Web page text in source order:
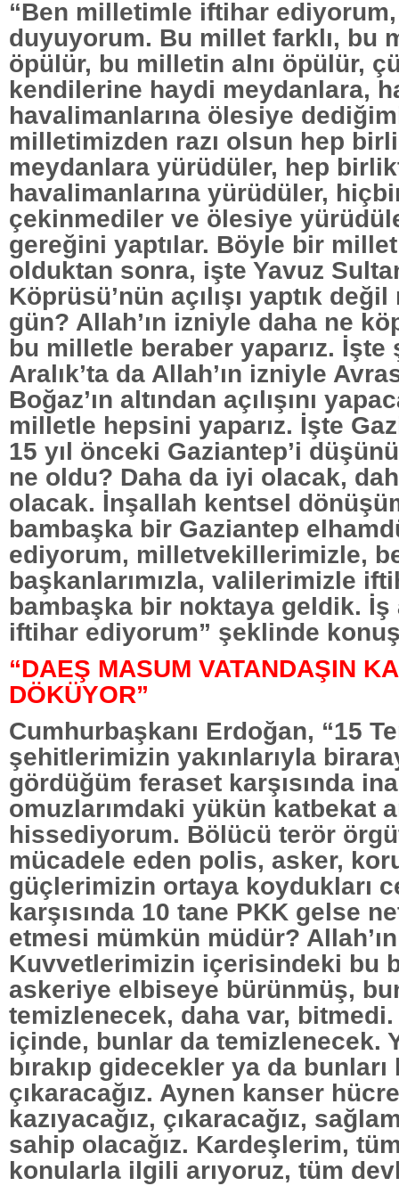
“Ben milletimle iftihar
duyuyorum. Bu millet farklı, bu
öpülür, bu milletin alnı öpülür,
kendilerine haydi meydanlara,
havalimanlarına ölesiye
milletimizden razı olsun hep
meydanlara yürüdüler, hep
havalimanlarına yürüdüler,
çekinmediler ve ölesiye
gereğini yaptılar. Böyle bir millet
olduktan sonra, işte Yavuz
Köprüsü’nün açılışı yaptık
gün? Allah’ın izniyle daha ne
bu milletle beraber yaparız. İşte
Aralık’ta da Allah’ın izniyle
Boğaz’ın altından açılışını
milletle hepsini yaparız. İşte
15 yıl önceki Gaziantep’i
ne oldu? Daha da iyi olacak,
olacak. İnşallah kentsel
bambaşka bir Gaziantep
ediyorum, milletvekillerimizle,
başkanlarımızla, valilerimizle
bambaşka bir noktaya geldik. İş
iftihar ediyorum” şeklinde
“DAEŞ MASUM VATANDAŞIN
DÖKÜYOR”
Cumhurbaşkanı Erdoğan, “15
şehitlerimizin yakınlarıyla
gördüğüm feraset karşısında
omuzlarımdaki yükün katbekat
hissediyorum. Bölücü terör
mücadele eden polis, asker,
güçlerimizin ortaya koydukları
karşısında 10 tane PKK gelse
etmesi mümkün müdür?
Kuvvetlerimizin içerisindeki bu
askeriye elbiseye bürünmüş,
temizlenecek, daha var,
içinde, bunlar da temizlenecek.
bırakıp gidecekler ya da
çıkaracağız. Aynen kanser
kazıyacağız, çıkaracağız,
sahip olacağız. Kardeşlerim,
konularla ilgili arıyoruz, tüm